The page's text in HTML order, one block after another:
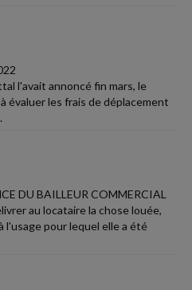
l'avait annoncé fin mars, le
évaluer les frais de déplacement
DU BAILLEUR COMMERCIAL
au locataire la chose louée,
pour lequel elle a été